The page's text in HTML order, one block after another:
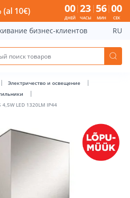
CISTUS 4,5W LED 1320LM
10€) 00
ДНЕЙ
23
ЧАСЫ
55
МИН
59
СЕК
бизнес-клиентов RU
Электричество и освещение
4,5W LED 1320LM IP44